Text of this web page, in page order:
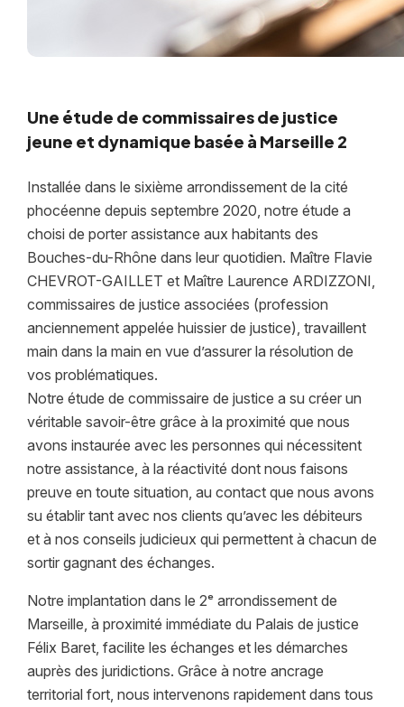
Une étude de commissaires de justice
jeune et dynamique basée à Marseille 2
Installée dans le sixième arrondissement de la cité
phocéenne depuis septembre 2020, notre étude a
choisi de porter assistance aux habitants des
Bouches-du-Rhône dans leur quotidien. Maître Flavie
CHEVROT-GAILLET et Maître Laurence ARDIZZONI,
commissaires de justice associées (profession
anciennement appelée huissier de justice), travaillent
main dans la main en vue d’assurer la résolution de
vos problématiques.
Notre étude de commissaire de justice a su créer un
véritable savoir-être grâce à la proximité que nous
avons instaurée avec les personnes qui nécessitent
notre assistance, à la réactivité dont nous faisons
preuve en toute situation, au contact que nous avons
su établir tant avec nos clients qu’avec les débiteurs
et à nos conseils judicieux qui permettent à chacun de
sortir gagnant des échanges.
Notre implantation dans le 2ᵉ arrondissement de
Marseille, à proximité immédiate du Palais de justice
Félix Baret, facilite les échanges et les démarches
auprès des juridictions. Grâce à notre ancrage
territorial fort, nous intervenons rapidement dans tous